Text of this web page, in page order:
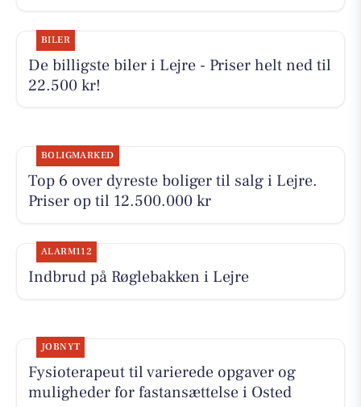
BILER
De billigste biler i Lejre - Priser helt ned til
22.500 kr!
BOLIGMARKED
Top 6 over dyreste boliger til salg i Lejre.
Priser op til 12.500.000 kr
ALARM112
Indbrud på Røglebakken i Lejre
JOBNYT
Fysioterapeut til varierede opgaver og
muligheder for fastansættelse i Osted